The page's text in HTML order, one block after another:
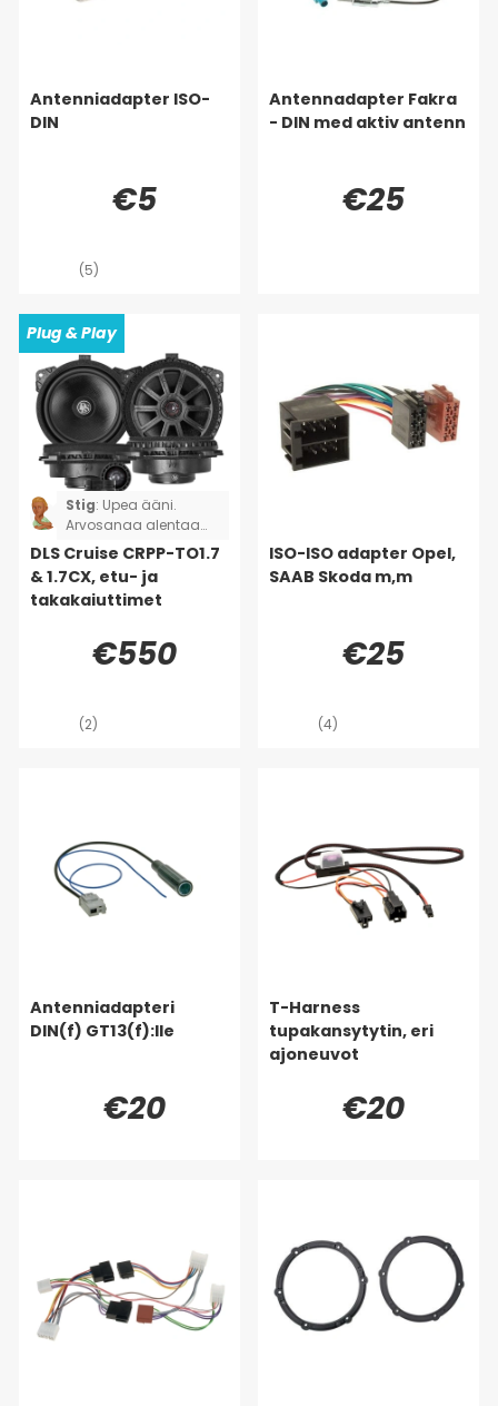
Antenniadapter ISO-
DIN
€5
(5)
Antennadapter Fakra
- DIN med aktiv antenn
€25
Plug & Play
Stig: Upea ääni.
Arvosanaa alentaa
se, että sarja ei ollut
täydellinen. Kaksi
adapterikaapelia
puuttui, joten jouduin
juottamaan sen
sijaan, että olisin vain
DLS Cruise CRPP-TO1.7
& 1.7CX, etu- ja
takakaiuttimet
€550
(2)
ISO-ISO adapter Opel,
SAAB Skoda m,m
€25
(4)
Antenniadapteri
DIN(f) GT13(f):lle
€20
T-Harness
tupakansytytin, eri
ajoneuvot
€20